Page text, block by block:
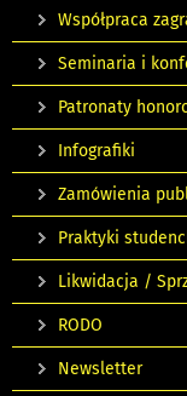
Współpraca
Seminaria i
Patronaty
Infografiki
Zamówienia
Praktyki
Likwidacja /
RODO
Newsletter